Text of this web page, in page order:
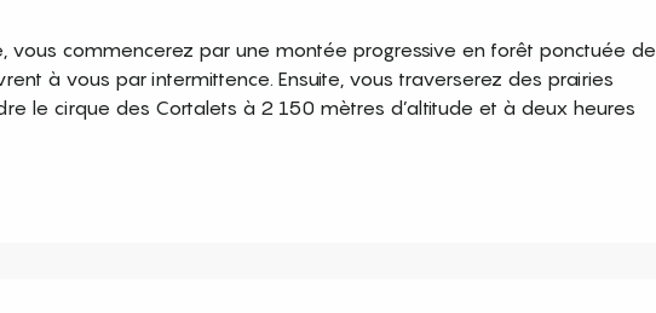
vous commencerez par une montée progressive en forêt ponctuée de
à vous par intermittence. Ensuite, vous traverserez des prairies
le cirque des Cortalets à 2 150 mètres d’altitude et à deux heures